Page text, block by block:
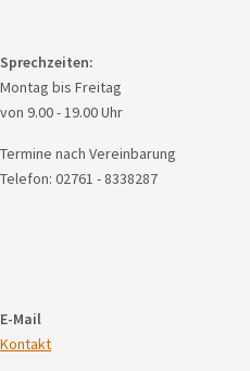
Sprechzeiten:
Montag bis Freitag
von 9.00 - 19.00 Uhr
Termine nach Vereinbarung
Telefon: 02761 - 8338287
E-Mail
Kontakt